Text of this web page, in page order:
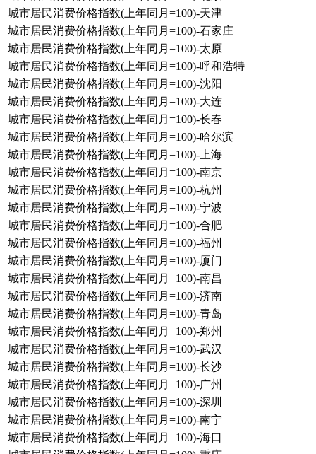
城市居民消费价格指数(上年同月=100)-天津
城市居民消费价格指数(上年同月=100)-石家庄
城市居民消费价格指数(上年同月=100)-太原
城市居民消费价格指数(上年同月=100)-呼和浩特
城市居民消费价格指数(上年同月=100)-沈阳
城市居民消费价格指数(上年同月=100)-大连
城市居民消费价格指数(上年同月=100)-长春
城市居民消费价格指数(上年同月=100)-哈尔滨
城市居民消费价格指数(上年同月=100)-上海
城市居民消费价格指数(上年同月=100)-南京
城市居民消费价格指数(上年同月=100)-杭州
城市居民消费价格指数(上年同月=100)-宁波
城市居民消费价格指数(上年同月=100)-合肥
城市居民消费价格指数(上年同月=100)-福州
城市居民消费价格指数(上年同月=100)-厦门
城市居民消费价格指数(上年同月=100)-南昌
城市居民消费价格指数(上年同月=100)-济南
城市居民消费价格指数(上年同月=100)-青岛
城市居民消费价格指数(上年同月=100)-郑州
城市居民消费价格指数(上年同月=100)-武汉
城市居民消费价格指数(上年同月=100)-长沙
城市居民消费价格指数(上年同月=100)-广州
城市居民消费价格指数(上年同月=100)-深圳
城市居民消费价格指数(上年同月=100)-南宁
城市居民消费价格指数(上年同月=100)-海口